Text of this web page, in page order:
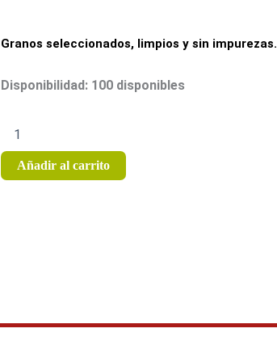
Granos seleccionados, limpios y sin impurezas.
Disponibilidad: 100 disponibles
Frijol
Añadir al carrito